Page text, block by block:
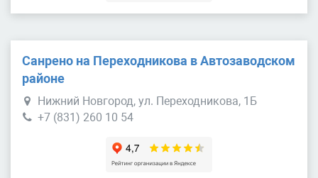
Санрено на Переходникова в Автозаводском
районе
Нижний Новгород, ул. Переходникова, 1Б
+7 (831) 260 10 54